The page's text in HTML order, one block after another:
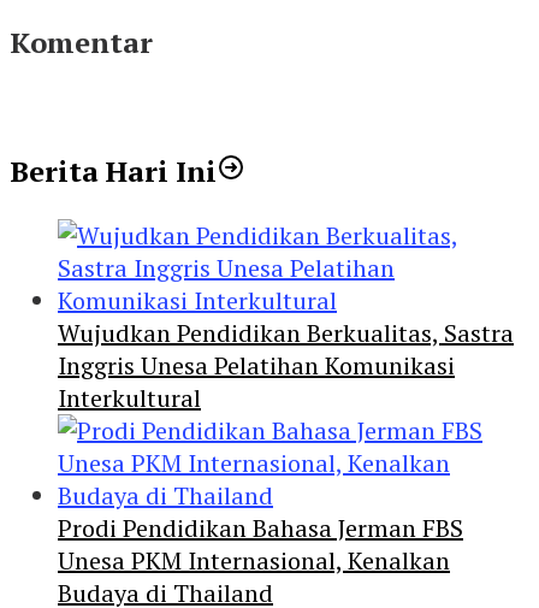
Komentar
Berita Hari Ini
Wujudkan Pendidikan Berkualitas, Sastra
Inggris Unesa Pelatihan Komunikasi
Interkultural
Prodi Pendidikan Bahasa Jerman FBS
Unesa PKM Internasional, Kenalkan
Budaya di Thailand